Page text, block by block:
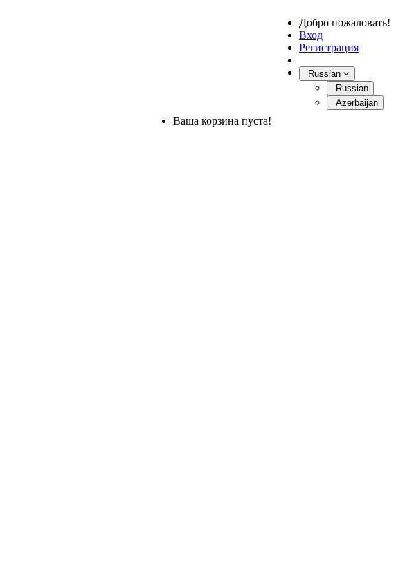
Добро пожаловать!
Вход
Регистрация
Russian
Russian
Azerbaijan
Ваша корзина пуста!